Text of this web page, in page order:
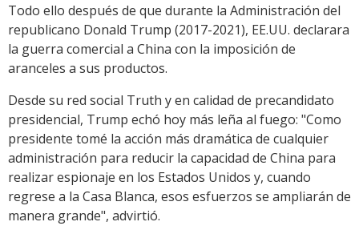
Todo ello después de que durante la Administración del
republicano Donald Trump (2017-2021), EE.UU. declarara
la guerra comercial a China con la imposición de
aranceles a sus productos.
Desde su red social Truth y en calidad de precandidato
presidencial, Trump echó hoy más leña al fuego: "Como
presidente tomé la acción más dramática de cualquier
administración para reducir la capacidad de China para
realizar espionaje en los Estados Unidos y, cuando
regrese a la Casa Blanca, esos esfuerzos se ampliarán de
manera grande", advirtió.